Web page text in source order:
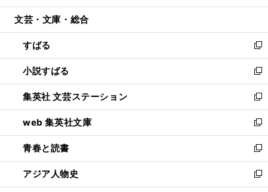
開
ウ
開
く
ン
ウ
で
開
く
ウ
ン
ド
ウ
で
開
く
文芸・文庫・総合
すばる
新
し
い
ウ
ィ
ン
ド
ウ
で
開
く
小説すばる
新
し
い
ウ
ィ
ン
ド
ウ
で
開
集英社 文芸ステーション
新
し
い
ウ
ィ
ン
ド
ウ
web 集英社文庫
新
し
い
ウ
ィ
ン
青春と読書
新
し
い
ウ
アジア人物史
新
し